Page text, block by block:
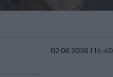
02.06.2026 | 14:40